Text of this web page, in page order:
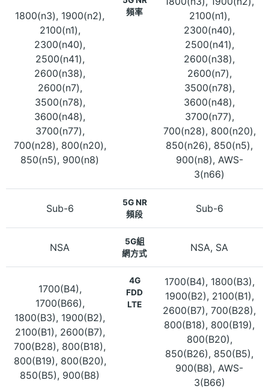
1800(n3), 1900(n2),
2100(n1),
2300(n40),
2500(n41),
2600(n38),
2600(n7),
3500(n78),
3600(n48),
3700(n77),
700(n28), 800(n20),
850(n5), 900(n8)
頻率
2100(n1),
2300(n40),
2500(n41),
2600(n38),
2600(n7),
3500(n78),
3600(n48),
3700(n77),
700(n28), 800(n20),
850(n26), 850(n5),
900(n8), AWS-
3(n66)
Sub-6
5G NR
頻段
Sub-6
NSA
5G組
網方式
NSA, SA
1700(B4),
1700(B66),
1800(B3), 1900(B2),
2100(B1), 2600(B7),
700(B28), 800(B18),
800(B19), 800(B20),
850(B5), 900(B8)
4G
FDD
LTE
1700(B4), 1800(B3),
1900(B2), 2100(B1),
2600(B7), 700(B28),
800(B18), 800(B19),
800(B20),
850(B26), 850(B5),
900(B8), AWS-
3(B66)